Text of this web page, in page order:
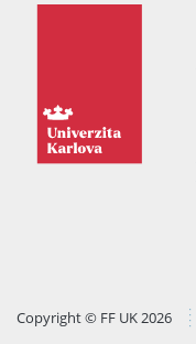
Copyright © FF UK 2026